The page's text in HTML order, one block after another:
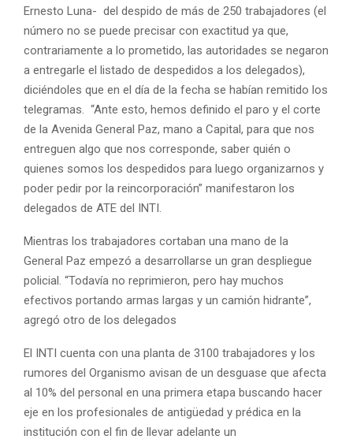
Ernesto Luna- del despido de más de 250 trabajadores (el
número no se puede precisar con exactitud ya que,
contrariamente a lo prometido, las autoridades se negaron
a entregarle el listado de despedidos a los delegados),
diciéndoles que en el día de la fecha se habían remitido los
telegramas. “Ante esto, hemos definido el paro y el corte
de la Avenida General Paz, mano a Capital, para que nos
entreguen algo que nos corresponde, saber quién o
quienes somos los despedidos para luego organizarnos y
poder pedir por la reincorporación” manifestaron los
delegados de ATE del INTI.
Mientras los trabajadores cortaban una mano de la
General Paz empezó a desarrollarse un gran despliegue
policial. “Todavía no reprimieron, pero hay muchos
efectivos portando armas largas y un camión hidrante”,
agregó otro de los delegados
El INTI cuenta con una planta de 3100 trabajadores y los
rumores del Organismo avisan de un desguase que afecta
al 10% del personal en una primera etapa buscando hacer
eje en los profesionales de antigüedad y prédica en la
institución con el fin de llevar adelante un